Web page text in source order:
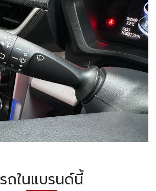
รถในแบรนด์นี้